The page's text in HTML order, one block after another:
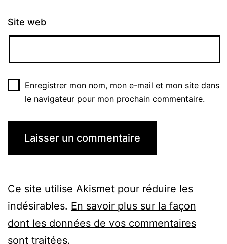
Site web
Enregistrer mon nom, mon e-mail et mon site dans
le navigateur pour mon prochain commentaire.
Ce site utilise Akismet pour réduire les
indésirables. En savoir plus sur la façon
dont les données de vos commentaires
sont traitées.